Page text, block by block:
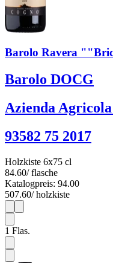
Barolo Ravera
Barolo DOCG
Azienda
93582 75 2017
Holzkiste 6x75 cl
84.60/ flasche
Katalogpreis: 94.00
507.60/ holzkiste
1
1 Flas.